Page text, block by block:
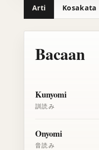
Arti Kosakata
Bacaan
Kunyomi
訓読み
Onyomi
音読み